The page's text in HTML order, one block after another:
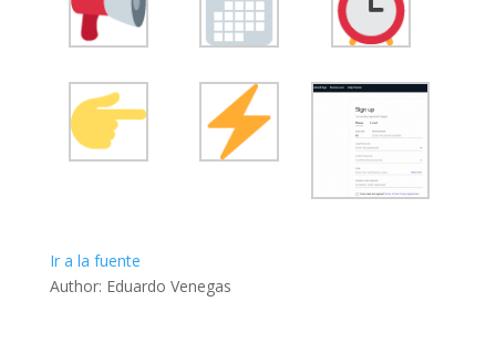
Ir a la fuente
Author: Eduardo Venegas